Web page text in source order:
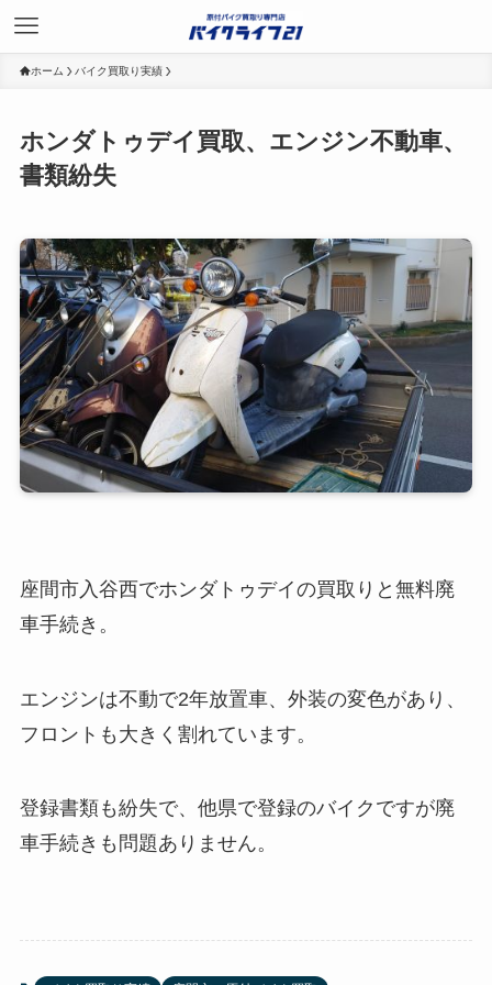
ホーム バイク買取り実績
ホンダトゥデイ買取、エンジン不動車、
書類紛失
座間市入谷西でホンダトゥデイの買取りと無料廃
車手続き。
エンジンは不動で2年放置車、外装の変色があり、
フロントも大きく割れています。
登録書類も紛失で、他県で登録のバイクですが廃
車手続きも問題ありません。